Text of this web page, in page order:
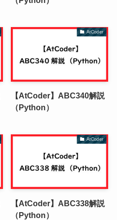
AtCoder
【AtCoder】ABC340解説
（Python）
AtCoder
【AtCoder】ABC338解説
（Python）